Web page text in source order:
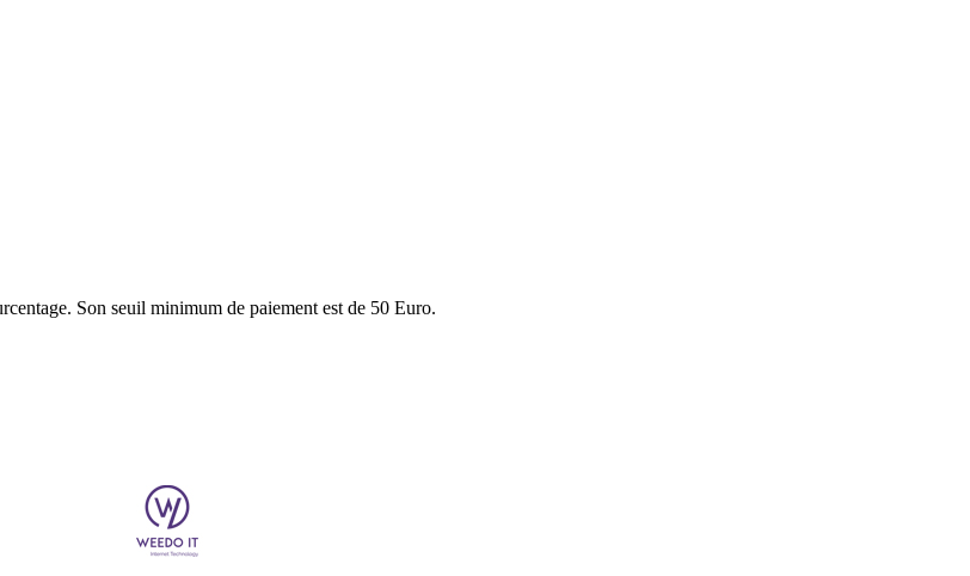
Son seuil minimum de paiement est de 50 Euro.